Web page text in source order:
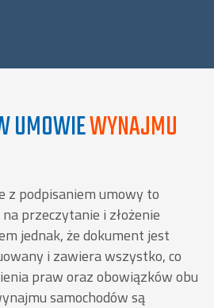
UMOWIEWYNAJMU
z podpisaniem umowy to
przeczytanie i złożenie
jednak, że dokument jest
i zawiera wszystko, co
praw oraz obowiązków obu
samochodów są